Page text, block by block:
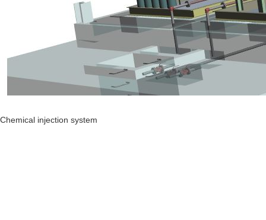
Chemical injection system